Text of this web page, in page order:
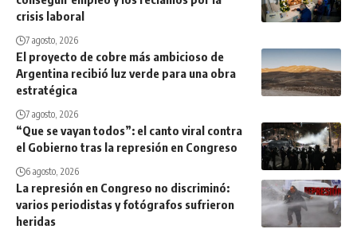
crisis laboral
7 agosto, 2026
El proyecto de cobre más ambicioso de
Argentina recibió luz verde para una obra
estratégica
7 agosto, 2026
“Que se vayan todos”: el canto viral contra
el Gobierno tras la represión en Congreso
6 agosto, 2026
La represión en Congreso no discriminó:
varios periodistas y fotógrafos sufrieron
heridas